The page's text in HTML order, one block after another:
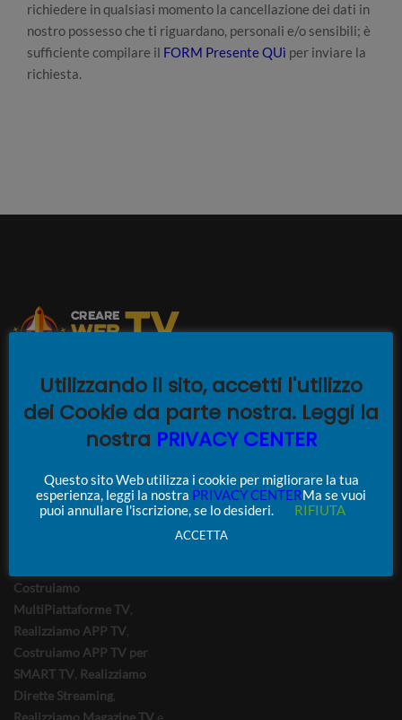
richiedere in qualsiasi momento la cancellazione dei dati in
nostro possesso che ti riguardano, personali e/o sensibili; è
sufficiente compilare il FORM Presente QUì per inviare la
richiesta.
Professionale per permetterti
diRealizzare un Portale TV di
ultima generazione nativo e
WEB TV,Costruiamo PAY TV,
Costruiamo E-LEARNING in
Video Conferenza
Costruiamo
MultiPiattaforme TV,
Realizziamo APP TV,
Costruiamo APP TV per
SMART TV, Realizziamo
Dirette Streaming,
Realizziamo Magazine TV e
Utilizzando il sito, accetti l'utilizzo
dei Cookie da parte nostra. Leggi la
nostra PRIVACY CENTER
Questo sito Web utilizza i cookie per migliorare la tua
esperienza, leggi la nostra PRIVACY CENTERMa se vuoi
puoi annullare l'iscrizione, se lo desideri.
RIFIUTA
ACCETTA